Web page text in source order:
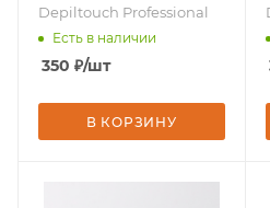
Depiltouch Professional
Есть в наличии
350 ₽/шт
В КОРЗИНУ